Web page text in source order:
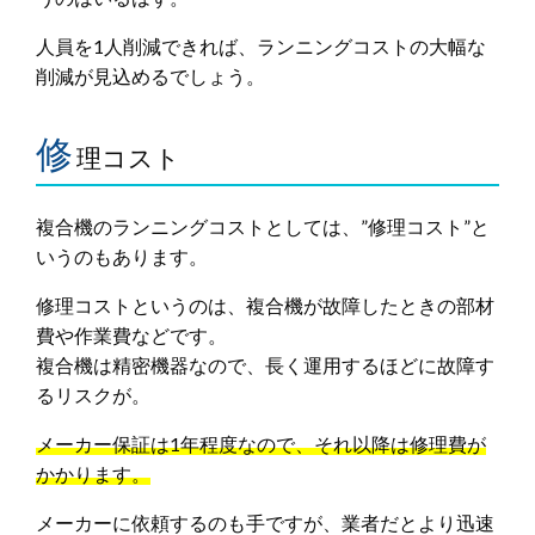
人員を1人削減できれば、ランニングコストの大幅な
削減が見込めるでしょう。
修理コスト
複合機のランニングコストとしては、”修理コスト”と
いうのもあります。
修理コストというのは、複合機が故障したときの部材
費や作業費などです。
複合機は精密機器なので、長く運用するほどに故障す
るリスクが。
メーカー保証は1年程度なので、それ以降は修理費が
かかります。
メーカーに依頼するのも手ですが、業者だとより迅速